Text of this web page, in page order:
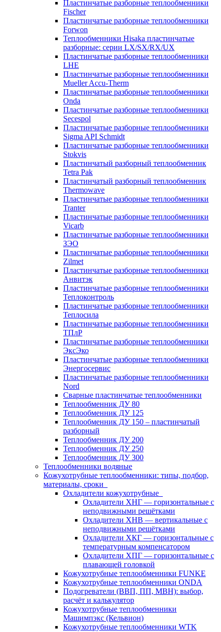
Пластинчатые разборные теплообменники
Fischer
Пластинчатые разборные теплообменники
Forwon
Теплообменники Hisaka пластинчатые
разборные: серии LX/SX/RX/UX
Пластинчатые разборные теплообменники
LHE
Пластинчатые разборные теплообменники
Mueller Accu-Therm
Пластинчатые разборные теплообменники
Onda
Пластинчатые разборные теплообменники
Secespol
Пластинчатые разборные теплообменники
Sigma API Schmidt
Пластинчатые разборные теплообменники
Stokvis
Пластинчатый разборный теплообменник
Tetra Pak
Пластинчатый разборный теплообменник
Thermowave
Пластинчатые разборные теплообменники
Tranter
Пластинчатые разборные теплообменники
Vicarb
Пластинчатые разборные теплообменники
ЗЭО
Пластинчатые разборные теплообменники
Zilmet
Пластинчатые разборные теплообменники
Анвитэк
Пластинчатые разборные теплообменники
Теплоконтроль
Пластинчатые разборные теплообменники
Теплосила
Пластинчатые разборные теплообменники
ТПлР
Пластинчатые разборные теплообменники
ЭксЭко
Пластинчатые разборные теплообменники
Энергосервис
Пластинчатые разборные теплообменники
Nord
Сварные пластинчатые теплообменники
Теплообменник ДУ 80
Теплообменник ДУ 125
Теплообменник ДУ 150 – пластинчатый
разборный
Теплообменник ДУ 200
Теплообменник ДУ 250
Теплообменник ДУ 300
Теплообменники водяные
Кожухотрубные теплообменники: типы, подбор,
материалы, сроки
Охладители кожухотрубные
Охладители ХНГ — горизонтальные с
неподвижными решётками
Охладители ХНВ — вертикальные с
неподвижными решётками
Охладители ХКГ — горизонтальные с
температурным компенсатором
Охладители ХПГ — горизонтальные с
плавающей головкой
Кожухотрубные теплообменники FUNKE
Кожухотрубные теплообменники ONDA
Подогреватели (ВВП, ПП, МВН): выбор,
расчёт и калькулятор
Кожухотрубные теплообменники
Машимпэкс (Кельвион)
Кожухотрубные теплообменники WTK